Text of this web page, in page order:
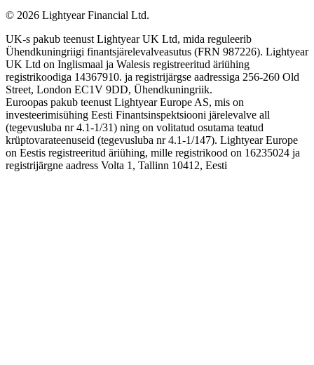
© 2026 Lightyear Financial Ltd.
UK-s pakub teenust Lightyear UK Ltd, mida reguleerib
Ühendkuningriigi finantsjärelevalveasutus (FRN 987226). Lightyear
UK Ltd on Inglismaal ja Walesis registreeritud äriühing
registrikoodiga 14367910. ja registrijärgse aadressiga 256-260 Old
Street, London EC1V 9DD, Ühendkuningriik.
Euroopas pakub teenust Lightyear Europe AS, mis on
investeerimisühing Eesti Finantsinspektsiooni järelevalve all
(tegevusluba nr 4.1-1/31) ning on volitatud osutama teatud
krüptovarateenuseid (tegevusluba nr 4.1-1/147). Lightyear Europe
on Eestis registreeritud äriühing, mille registrikood on 16235024 ja
registrijärgne aadress Volta 1, Tallinn 10412, Eesti